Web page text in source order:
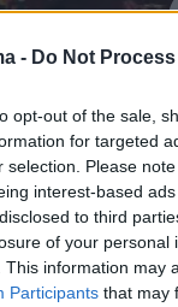
- Do Not
opt-out of the sale,
for targeted
selection. Please
interest-based
to third
of your personal
This information may
Participants that may